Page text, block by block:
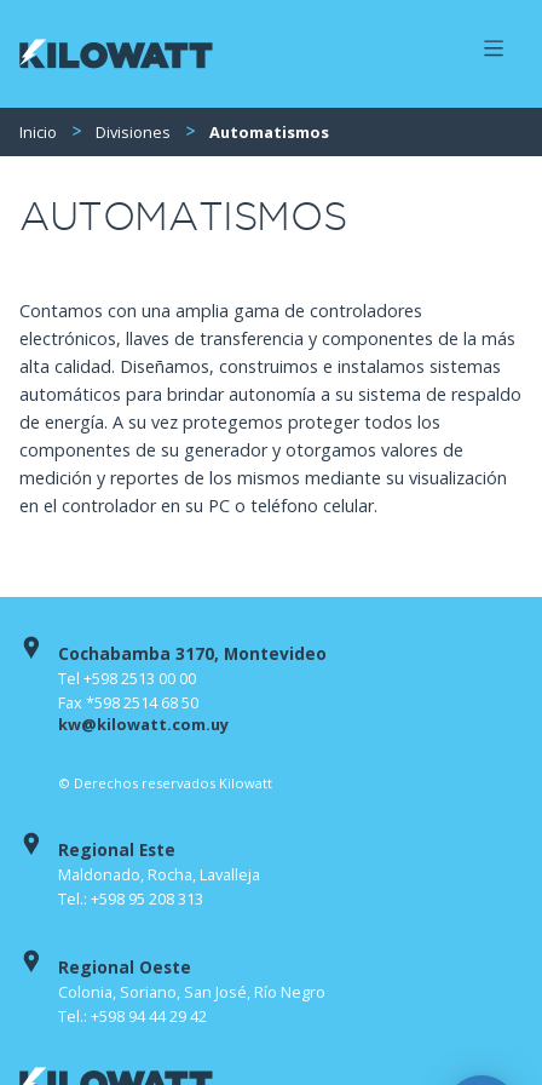
Inicio Divisiones Automatismos
AUTOMATISMOS
Contamos con una amplia gama de controladores
electrónicos, llaves de transferencia y componentes de la más
alta calidad. Diseñamos, construimos e instalamos sistemas
automáticos para brindar autonomía a su sistema de respaldo
de energía. A su vez protegemos proteger todos los
componentes de su generador y otorgamos valores de
medición y reportes de los mismos mediante su visualización
en el controlador en su PC o teléfono celular.
Cochabamba 3170, Montevideo
Tel +598 2513 00 00
Fax *598 2514 68 50
kw@kilowatt.com.uy
© Derechos reservados Kilowatt
Regional Este
Maldonado, Rocha, Lavalleja
Tel.: +598 95 208 313
Regional Oeste
Colonia, Soriano, San José, Río Negro
Tel.: +598 94 44 29 42